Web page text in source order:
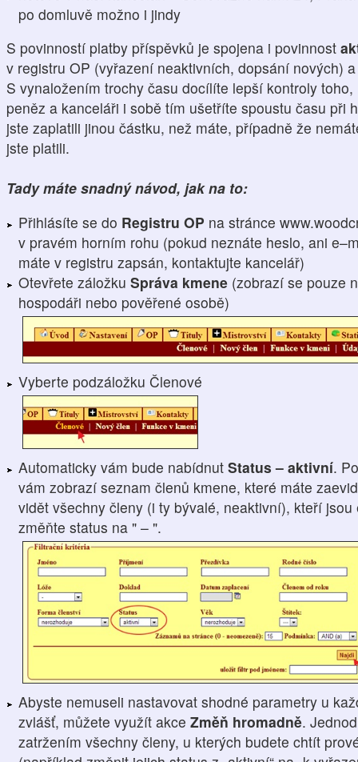
po domluvě možno i jindy
S povinností platby příspěvků je spojena i povinnost
v registru OP (vyřazení neaktivních, dopsání nových)
S vynaložením trochy času docílíte lepší kontroly
peněz a kanceláři i sobě tím ušetříte spoustu času při
jste zaplatili jinou částku, než máte, případně že
jste platili.
Tady máte snadný návod, jak na to:
Přihlásíte se do Registru OP na stránce
v pravém horním rohu (pokud neznáte heslo, ani
máte v registru zapsán, kontaktujte kancelář)
Otevřete záložku Správa kmene (zobrazí se pouze
hospodáři nebo pověřené osobě)
Vyberte podzáložku Členové
Automaticky vám bude nabídnut Status – aktivní.
vám zobrazí seznam členů kmene, které máte
vidět všechny členy (i ty bývalé, neaktivní), kteří
změňte status na " – ".
Abyste nemuseli nastavovat shodné parametry u
zvlášť, můžete využít akce Změň hromadně.
zatržením všechny členy, u kterých budete chtít